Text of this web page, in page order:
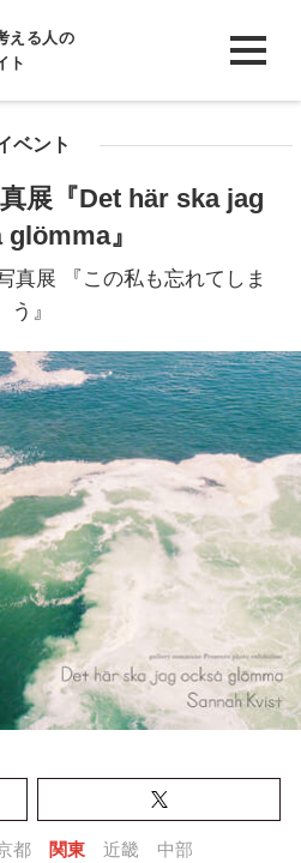
える人の
ト
ベント
展『Det här ska jag
』
真展 『この私も忘れてしま
う』
都 関東 近畿 中部